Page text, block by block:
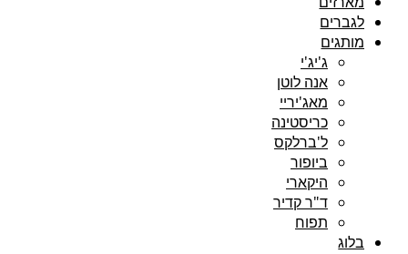
לגברים
מותגים
ג'יג'י
אנה לוטן
מאג'יריי
כריסטינה
ל'ברלקס
ביופור
היקארי
ד"ר קדיר
תפוח
בלוג